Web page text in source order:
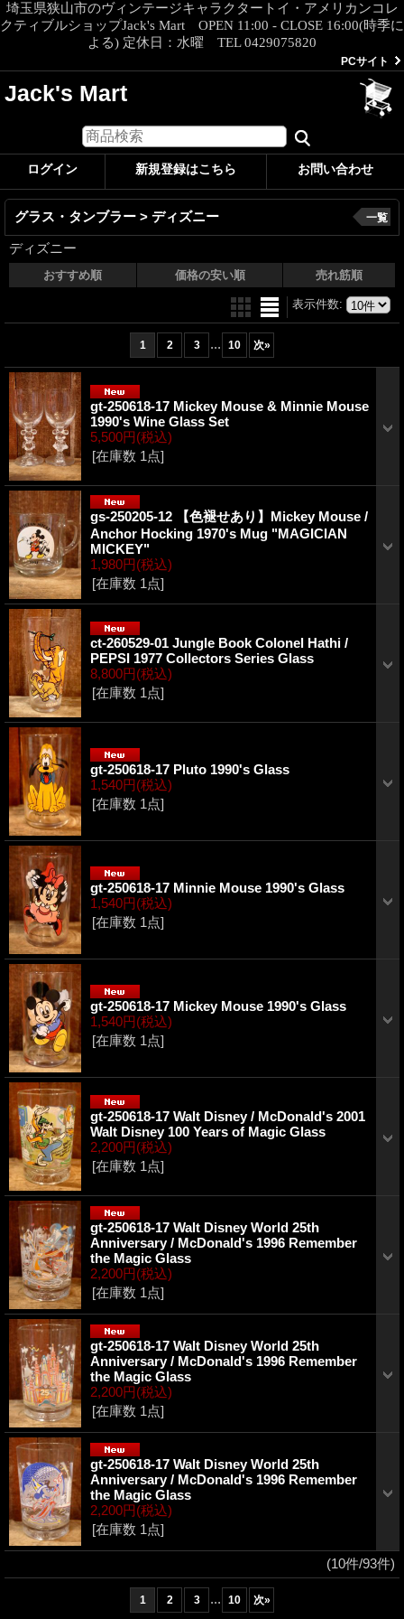
埼玉県狭山市のヴィンテージキャラクタートイ・アメリカンコレ
クティブルショップJack's Mart OPEN 11:00 - CLOSE 16:00(時季に
よる) 定休日：水曜 TEL 0429075820
PCサイト
Jack's Mart
ログイン 新規登録はこちら お問い合わせ
グラス・タンブラー > ディズニー
ディズニー
一覧
おすすめ順 価格の安い順 売れ筋順
表示件数:
1 2 3 ... 10 次»
gt-250618-17 Mickey Mouse & Minnie Mouse
1990's Wine Glass Set
5,500円(税込)
[在庫数 1点]
gs-250205-12 【色褪せあり】Mickey Mouse /
Anchor Hocking 1970's Mug "MAGICIAN
MICKEY"
1,980円(税込)
[在庫数 1点]
ct-260529-01 Jungle Book Colonel Hathi /
PEPSI 1977 Collectors Series Glass
8,800円(税込)
[在庫数 1点]
gt-250618-17 Pluto 1990's Glass
1,540円(税込)
[在庫数 1点]
gt-250618-17 Minnie Mouse 1990's Glass
1,540円(税込)
[在庫数 1点]
gt-250618-17 Mickey Mouse 1990's Glass
1,540円(税込)
[在庫数 1点]
gt-250618-17 Walt Disney / McDonald's 2001
Walt Disney 100 Years of Magic Glass
2,200円(税込)
[在庫数 1点]
gt-250618-17 Walt Disney World 25th
Anniversary / McDonald's 1996 Remember
the Magic Glass
2,200円(税込)
[在庫数 1点]
gt-250618-17 Walt Disney World 25th
Anniversary / McDonald's 1996 Remember
the Magic Glass
2,200円(税込)
[在庫数 1点]
gt-250618-17 Walt Disney World 25th
Anniversary / McDonald's 1996 Remember
the Magic Glass
2,200円(税込)
[在庫数 1点]
(10件/93件)
1 2 3 ... 10 次»